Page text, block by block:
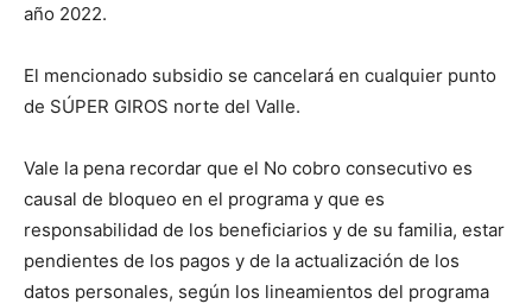
año 2022.
El mencionado subsidio se cancelará en cualquier punto
de SÚPER GIROS norte del Valle.
Vale la pena recordar que el No cobro consecutivo es
causal de bloqueo en el programa y que es
responsabilidad de los beneficiarios y de su familia, estar
pendientes de los pagos y de la actualización de los
datos personales, según los lineamientos del programa